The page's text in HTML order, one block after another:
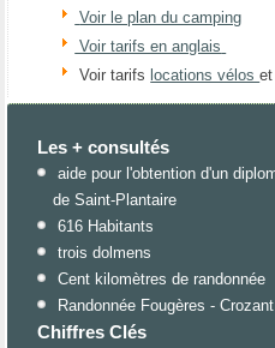
Voir le plan du camping
Voir tarifs en anglais
Voir tarifslocations vélos
Les + consultés
aide pour l'obtention d'un
de Saint-Plantaire
616 Habitants
trois dolmens
Cent kilomètres de randonnée
Randonnée Fougères - Crozant
Chiffres Clés